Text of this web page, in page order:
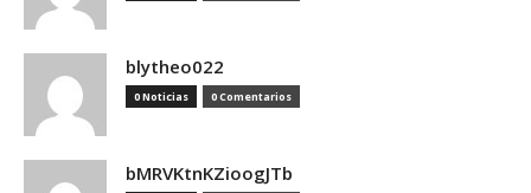
blytheo022
0 Noticias 0 Comentarios
bMRVKtnKZioogJTb